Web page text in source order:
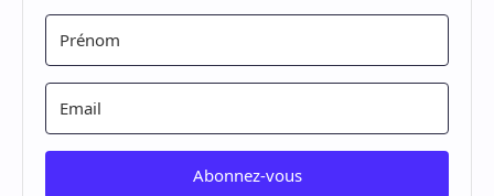
Abonnez-vous